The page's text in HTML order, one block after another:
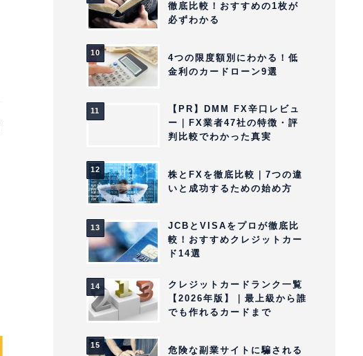
徹底比較！おすすめの1枚が
必ずわかる
4つの限度額別にわかる！低
金利のカードローン9選
【PR】DMM FX辛口レビュ
ー｜FX業者47社の特徴・評
判比較でわかった真実
株とFXを徹底比較｜7つの違
いと成功するための始め方
JCBとVISAをプロが徹底比
較！おすすめクレジットカー
ド14選
クレジットカードランク一覧
【2026年版】｜最上級から誰
でも作れるカードまで
危険な副業サイトに騙される